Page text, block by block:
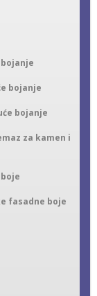
bojanje
bojanje
za kamen i
fasadne boje